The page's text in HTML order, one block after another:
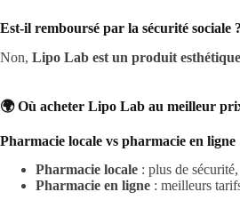
Est-il remboursé par la sécurité sociale ?
Non, Lipo Lab est un produit esthétique
🌍 Où acheter Lipo Lab au meilleur
Pharmacie locale vs pharmacie en ligne
Pharmacie locale : plus de
Pharmacie en ligne : meilleurs